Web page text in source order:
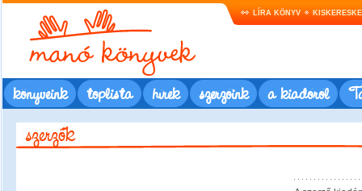
LÍRA KÖNYV
könyveink toplista hírek szerzőink a kiadóról